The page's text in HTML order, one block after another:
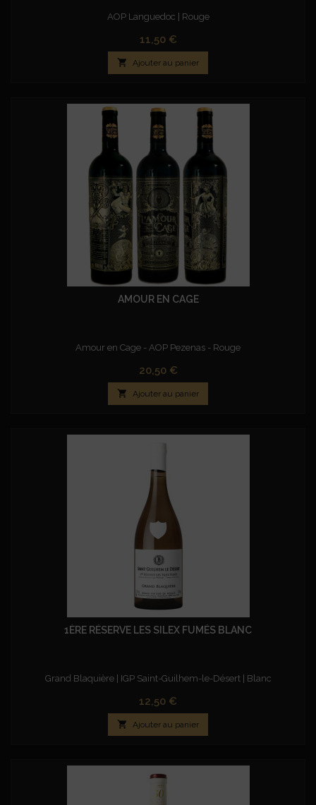
AOP Languedoc | Rouge
Prix
11,50 €
 Ajouter au panier
AMOUR EN CAGE
Amour en Cage - AOP Pezenas - Rouge
Prix
20,50 €
 Ajouter au panier
1ÈRE RÉSERVE LES SILEX FUMÉS BLANC
Grand Blaquière | IGP Saint-Guilhem-le-Désert | Blanc
Prix
12,50 €
 Ajouter au panier